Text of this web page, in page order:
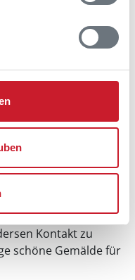
im Trapholt
verbunden
nahm der
Kontakt zu
schöne Gemälde für